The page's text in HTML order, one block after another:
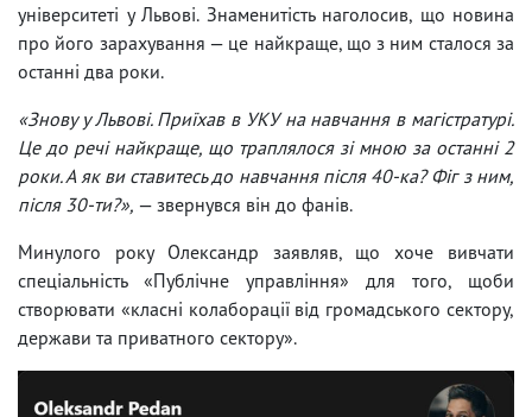
університеті у Львові. Знаменитість наголосив, що новина
про його зарахування — це найкраще, що з ним сталося за
останні два роки.
«Знову у Львові. Приїхав в УКУ на навчання в магістратурі.
Це до речі найкраще, що траплялося зі мною за останні 2
роки. А як ви ставитесь до навчання після 40-ка? Фіг з ним,
після 30-ти?», — звернувся він до фанів.
Минулого року Олександр заявляв, що хоче вивчати
спеціальність «Публічне управління» для того, щоби
створювати «класні колаборації від громадського сектору,
держави та приватного сектору».